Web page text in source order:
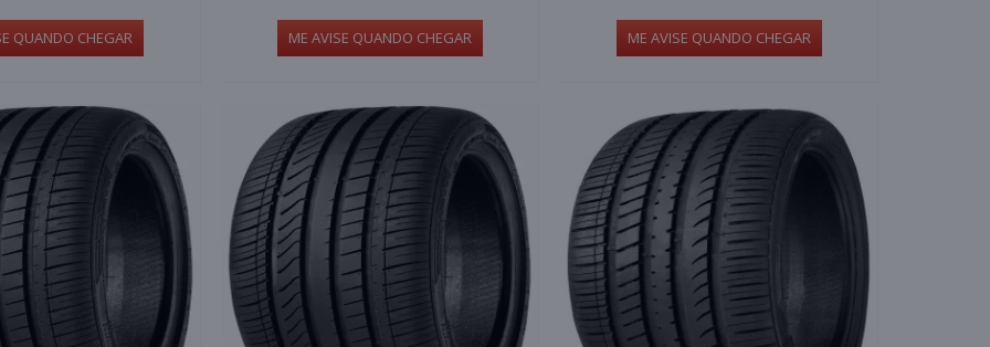
QUANDO CHEGAR ME AVISE QUANDO CHEGAR ME AVISE QUANDO CHEGAR